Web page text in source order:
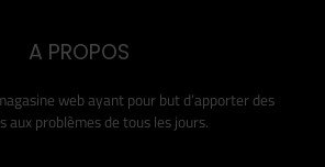
A PROPOS
web ayant pour but d’apporter des
aux problèmes de tous les jours.